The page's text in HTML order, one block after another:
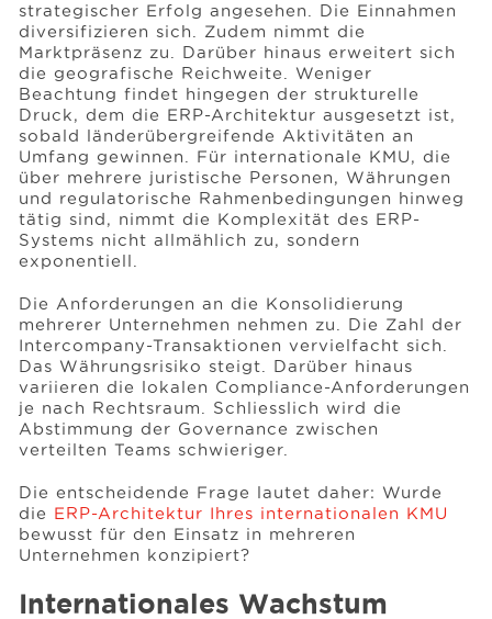
strategischer Erfolg angesehen. Die Einnahmen
diversifizieren sich. Zudem nimmt die
Marktpräsenz zu. Darüber hinaus erweitert sich
die geografische Reichweite. Weniger
Beachtung findet hingegen der strukturelle
Druck, dem die ERP-Architektur ausgesetzt ist,
sobald länderübergreifende Aktivitäten an
Umfang gewinnen. Für internationale KMU, die
über mehrere juristische Personen, Währungen
und regulatorische Rahmenbedingungen hinweg
tätig sind, nimmt die Komplexität des ERP-
Systems nicht allmählich zu, sondern
exponentiell.
Die Anforderungen an die Konsolidierung
mehrerer Unternehmen nehmen zu. Die Zahl der
Intercompany-Transaktionen vervielfacht sich.
Das Währungsrisiko steigt. Darüber hinaus
variieren die lokalen Compliance-Anforderungen
je nach Rechtsraum. Schliesslich wird die
Abstimmung der Governance zwischen
verteilten Teams schwieriger.
Die entscheidende Frage lautet daher: Wurde
die ERP-Architektur Ihres internationalen KMU
bewusst für den Einsatz in mehreren
Unternehmen konzipiert?
Internationales Wachstum
Kunden
Events
Ressourcen
Karriere
Über uns